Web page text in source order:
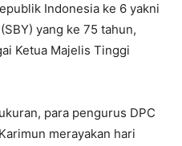
Indonesia ke 6 yakni
yang ke 75 tahun,
Ketua Majelis Tinggi
para pengurus DPC
merayakan hari